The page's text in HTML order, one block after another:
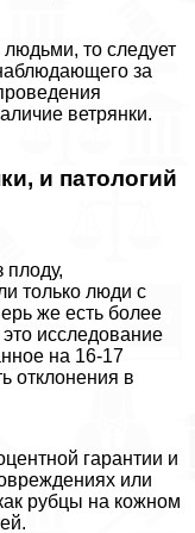
людьми, то следует
за
ветрянки.
и патологий
плоду,
только люди с
же есть более
исследование
на 16-17
отклонения в
гарантии и
или
рубцы на кожном